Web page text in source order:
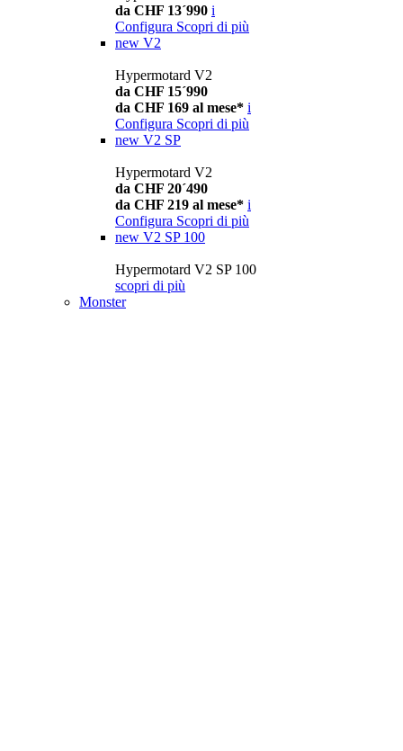
da CHF 13´990 i
Configura Scopri di più
new V2
Hypermotard V2
da CHF 15´990
da CHF 169 al mese* i
Configura Scopri di più
new V2 SP
Hypermotard V2
da CHF 20´490
da CHF 219 al mese* i
Configura Scopri di più
new V2 SP 100
Hypermotard V2 SP 100
scopri di più
Monster